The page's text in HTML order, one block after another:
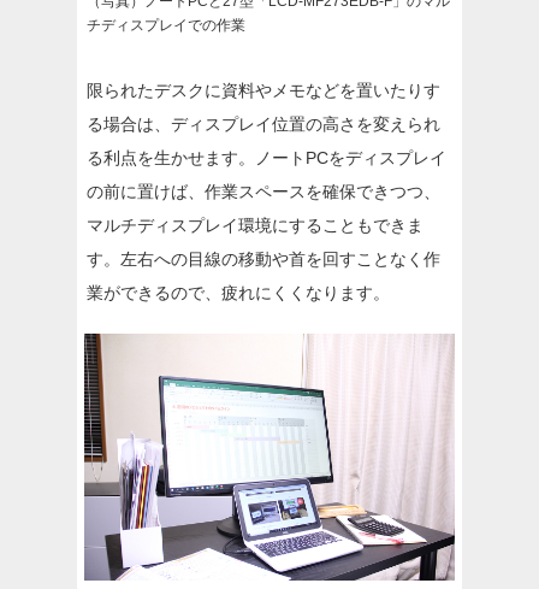
チディスプレイでの作業
限られたデスクに資料やメモなどを置いたりす
る場合は、ディスプレイ位置の高さを変えられ
る利点を生かせます。ノートPCをディスプレイ
の前に置けば、作業スペースを確保できつつ、
マルチディスプレイ環境にすることもできま
す。左右への目線の移動や首を回すことなく作
業ができるので、疲れにくくなります。